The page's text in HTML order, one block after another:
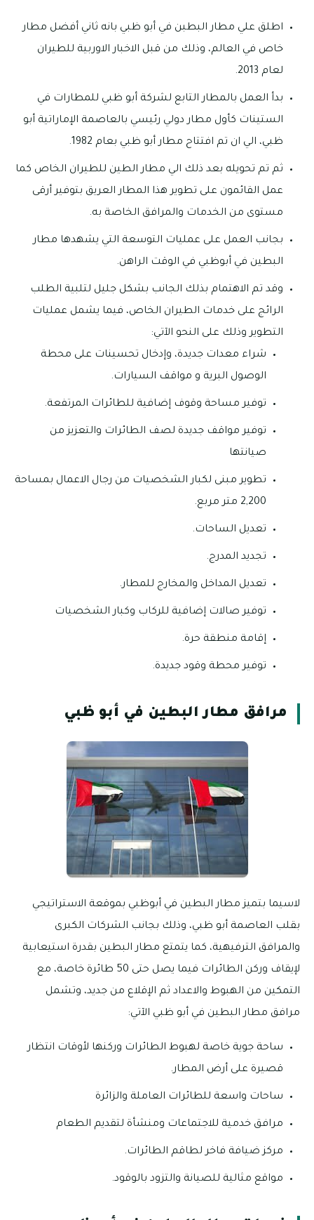
اطلق علي مطار البطبن في أبو ظبي بانه ثاني أفضل مطار
خاص في العالم، وذلك من قبل الاخبار الاوربية للطيران
لعام 2013.
بدأ العمل بالمطار التابع لشركة أبو ظبي للمطارات في
الستينات كأول مطار دولي رئيسي بالعاصمة الإماراتية أبو
ظبي، الي ان تم افتتاح مطار أبو ظبي بعام 1982.
ثم تم تحويله بعد ذلك الي مطار الطين للطيران الخاص كما
عمل القائمون على تطوير هذا المطار العريق بتوفير أرقى
مستوى من الخدمات والمرافق الخاصة به.
بجانب العمل على عمليات التوسعة التي يشهدها مطار
البطين في أبوظبي في الوقت الراهن.
وقد تم الاهتمام بذلك الجانب بشكل جليل لتلبية الطلب
الرائج على خدمات الطيران الخاص، فيما يشمل عمليات
التطوير وذلك على النحو الآتي:
شراء معدات جديدة، وإدخال تحسينات على محطة
الوصول البرية و مواقف السيارات.
توفير مساحة وقوف إضافية للطائرات المرتفعة.
توفير مواقف جديدة لصف الطائرات والتعزيز من
صيانتها
تطوير مبنى لكبار الشخصيات من رجال الاعمال بمساحة
2,200 متر مربع.
تعديل الساحات.
تجديد المدرج.
تعديل المداخل والمخارج للمطار.
توفير صالات إضافية للركاب وكبار الشخصيات
إقامة منطقة حرة.
توفير محطة وقود جديدة.
مرافق مطار البطين في أبو ظبي
لاسيما بتميز مطار البطين في أبوظبي بموقعة الاستراتيجي
بقلب العاصمة أبو ظبي، وذلك بجانب الشركات الكبرى
والمرافق الترفيهية، كما يتمتع مطار البطين بقدرة استيعابية
لإيقاف وركن الطائرات فيما يصل حتى 50 طائرة خاصة، مع
التمكين من الهبوط والاعداد ثم الإقلاع من جديد، وتشمل
مرافق مطار البطين في أبو ظبي الآتي:
ساحة جوية خاصة لهبوط الطائرات وركنها لأوقات انتظار
قصيرة على أرض المطار.
ساحات واسعة للطائرات العاملة والزائرة
مرافق خدمية للاجتماعات ومنشأة لتقديم الطعام
مركز ضيافة فاخر لطاقم الطائرات.
مواقع مثالية للصيانة والتزود بالوقود.